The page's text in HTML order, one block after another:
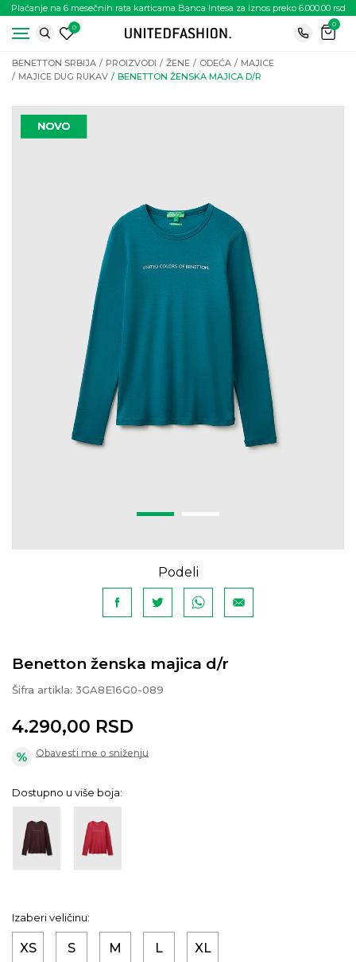
Plaćanje na 6 mesečnih rata karticama Banca Intesa za iznos preko 6.000.00 rsd
0
0
BENETTON SRBIJA PROIZVODI ŽENE ODEĆA
MAJICE
MAJICE DUG RUKAV
BENETTON ŽENSKA MAJICA D/R
Podeli
Benetton ženska majica d/r
Šifra artikla: 3GA8E16G0-089
4.290,00 RSD
Obavesti me o sniženju
Dostupno u više boja:
Izaberi veličinu:
XS S M L XL